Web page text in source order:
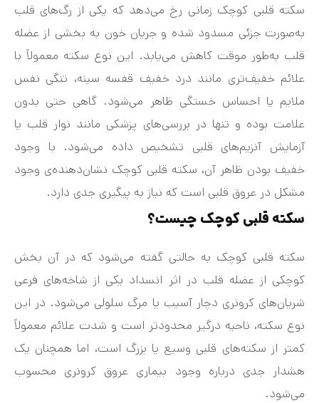
سکته قلبی کوچک زمانی رخ می‌دهد که یکی از رگ‌های قلب
به‌صورت جزئی مسدود شده و جریان خون به بخشی از عضله
قلب به‌طور موقت کاهش می‌یابد. این نوع سکته معمولاً با
علائم خفیف‌تری مانند درد خفیف قفسه سینه، تنگی نفس
ملایم یا احساس خستگی ظاهر می‌شود. گاهی حتی بدون
علامت بوده و تنها در بررسی‌های پزشکی مانند نوار قلب یا
آزمایش آنزیم‌های قلبی تشخیص داده می‌شود. با وجود
خفیف بودن ظاهر آن، سکته قلبی کوچک نشان‌دهنده‌ی وجود
مشکل در عروق قلبی است که نیاز به پیگیری جدی دارد.
سکته قلبی کوچک چیست؟
سکته قلبی کوچک به حالتی گفته می‌شود که در آن بخش
کوچکی از عضله قلب در اثر انسداد یکی از شاخه‌های فرعی
شریان‌های کرونری دچار آسیب یا مرگ سلولی می‌شود. در این
نوع سکته، ناحیه درگیر محدودتر است و شدت علائم معمولاً
کمتر از سکته‌های قلبی وسیع یا بزرگ است، اما همچنان یک
هشدار جدی درباره وجود بیماری عروق کرونری محسوب
می‌شود.